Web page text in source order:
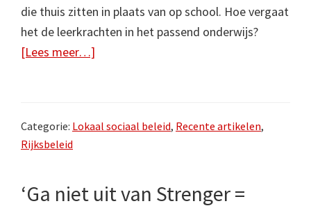
die thuis zitten in plaats van op school. Hoe vergaat
het de leerkrachten in het passend onderwijs?
[Lees meer…]
ondersteuning
onderwijs
Categorie: Lokaal sociaal beleid, Recente artikelen,
Rijksbeleid
‘Ga niet uit van Strenger =